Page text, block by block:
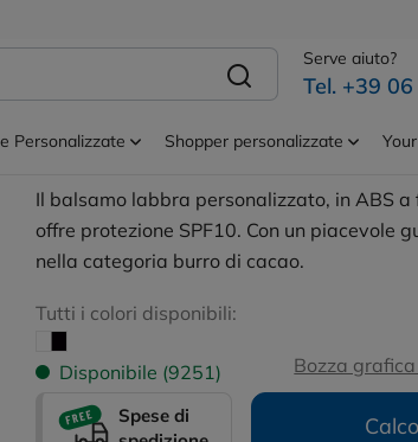
Serve aiuto?
Tel. +39
Personalizzate Shopper personalizzate
BALL - Burrocacao
calcio
Il balsamo labbra personalizzato, in ABS
offre protezione SPF10. Con un piacevole
nella categoria burro di cacao.
Tutti i colori disponibili:
Disponibile (9251)
Spese di
Bozza